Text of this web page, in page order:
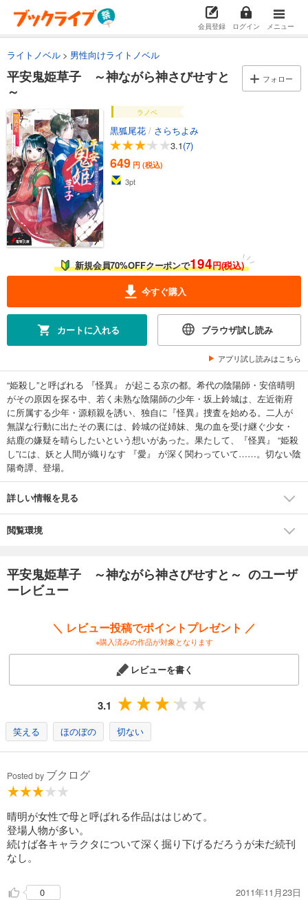
会員登録 ログイン メニュー
ライトノベル 男性向けライトノベル
平安鬼姫草子 ～神ながら神さびせすと
～
フォロー
ラノベ
黒狐尾花 / さらちよみ
3.1(7)
649 円 (税込)
3pt
新規会員70%OFFクーポンで194円(税込)
今すぐ購入
カートに入れる ブラウザ試し読み
アプリ試し読みはこちら
“姫殺し”と呼ばれる 『怪異』 が起こる京の都。希代の陰陽師・安倍晴明
がその原因を探る中、若く未熟な陰陽師の少年・坂上鈴城は、左近衛府
に所属する少年・源頼親を誘い、独自に『怪異』捜査を始める。二人が
無謀な行動に出たその裏には、鈴城の従姉妹、鬼の血を受け継ぐ少女・
結鹿の嫌疑を晴らしたいという想いがあった。果たして、『怪異』 “姫殺
し”には、妖と人間が織りなす 『愛』 が深く関わっていて……。切ない陰
陽奇譚、登場。
詳しい情報を見る
閲覧環境
平安鬼姫草子 ～神ながら神さびせすと～ のユーザ
ーレビュー
＼ レビュー投稿でポイントプレゼント ／
※購入済みの作品が対象となります
レビューを書く
3.1
笑える ほのぼの 切ない
Posted by ブクログ
晴明が女性で母と呼ばれる作品ははじめて。
登場人物が多い。
続けば各キャラクタについて深く掘り下げるだろうが未だ続刊
なし。
0 2011年11月23日